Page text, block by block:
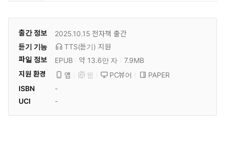
출간 정보 2025.10.15 전자책 출간
듣기 기능
TTS(듣기) 지원
파일 정보
EPUB 약 13.6만 자
7.9MB
지원 환경
앱 웹 PC뷰어
PAPER
ISBN
-
UCI
-